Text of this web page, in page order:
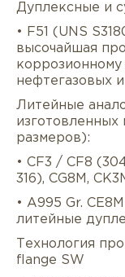
Дуплексные и
• F51 (UNS
высочайшая
нефтегазовых
Литейные
размеров):
• CF3 / CF8
316), CG8M,
• A995 Gr.
литейные
Технология
flange SW